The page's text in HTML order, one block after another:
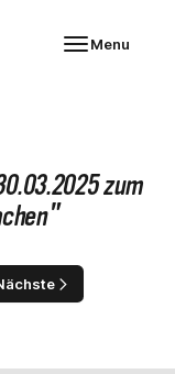
Menu
zum